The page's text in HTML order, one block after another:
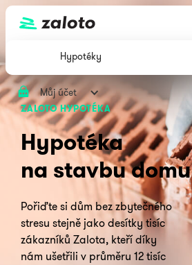
Hypotéky
Můj účet
ZALOTO HYPOTÉKA
Hypotéka
na stavbu domu
Pořiďte si dům bez zbytečného
stresu stejně jako desítky tisíc
zákazníků Zalota, kteří díky
nám ušetřili v průměru 12 tisíc